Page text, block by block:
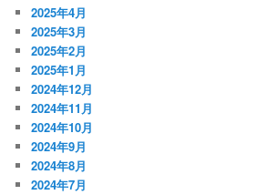
2025年4月
2025年3月
2025年2月
2025年1月
2024年12月
2024年11月
2024年10月
2024年9月
2024年8月
2024年7月